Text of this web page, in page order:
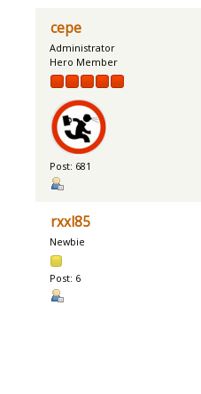
cepe
Administrator
Hero Member
Post: 681
rxxl85
Newbie
Post: 6